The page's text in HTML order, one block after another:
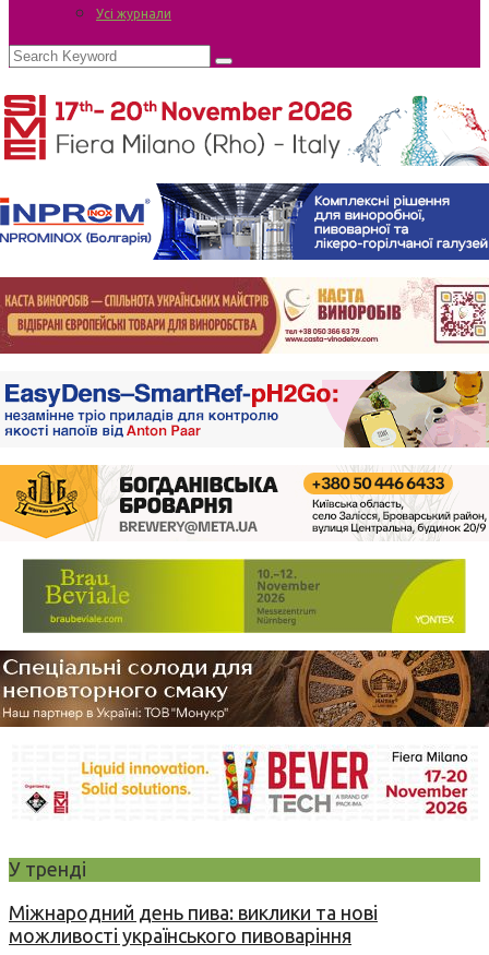
Усі журнали
У тренді
Міжнародний день пива: виклики та нові
можливості українського пивоваріння